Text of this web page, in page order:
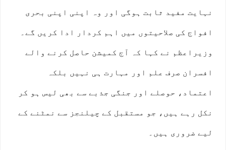
نہایت مفید ثابت ہوگی اور وہ اپنی اپنی بحری
افواج کی صلاحیتوں میں اہم کردار ادا کریں گے۔
وزیراعظم نے کہا کہ آج کمیشن حاصل کرنے والے
افسران صرف علم اور مہارت ہی نہیں بلکہ
اعتماد، حوصلے اور جنگی جذبے سے بھی لیس ہو کر
نکل رہے ہیں، جو مستقبل کے چیلنجز سے نمٹنے کے
لیے ضروری ہیں۔